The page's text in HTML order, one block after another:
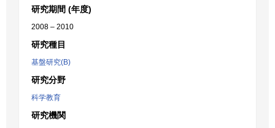
研究期間 (年度)
2008 – 2010
研究種目
基盤研究(B)
研究分野
科学教育
研究機関